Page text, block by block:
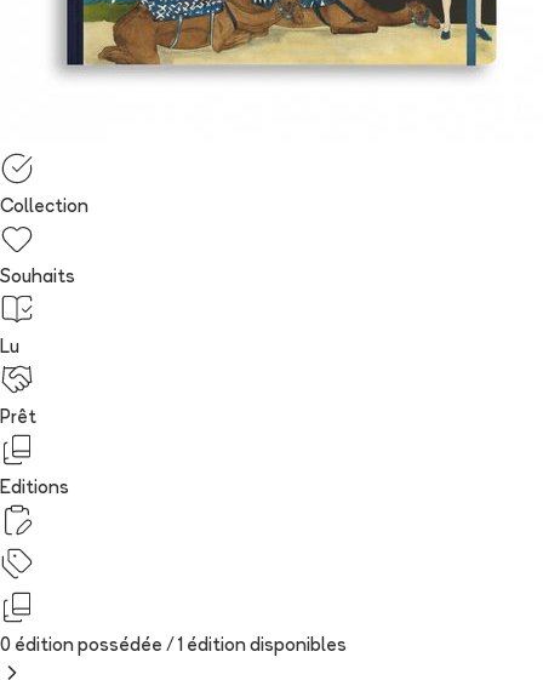
Collection
Souhaits
Lu
Prêt
Editions
0 édition possédée / 1 édition disponibles